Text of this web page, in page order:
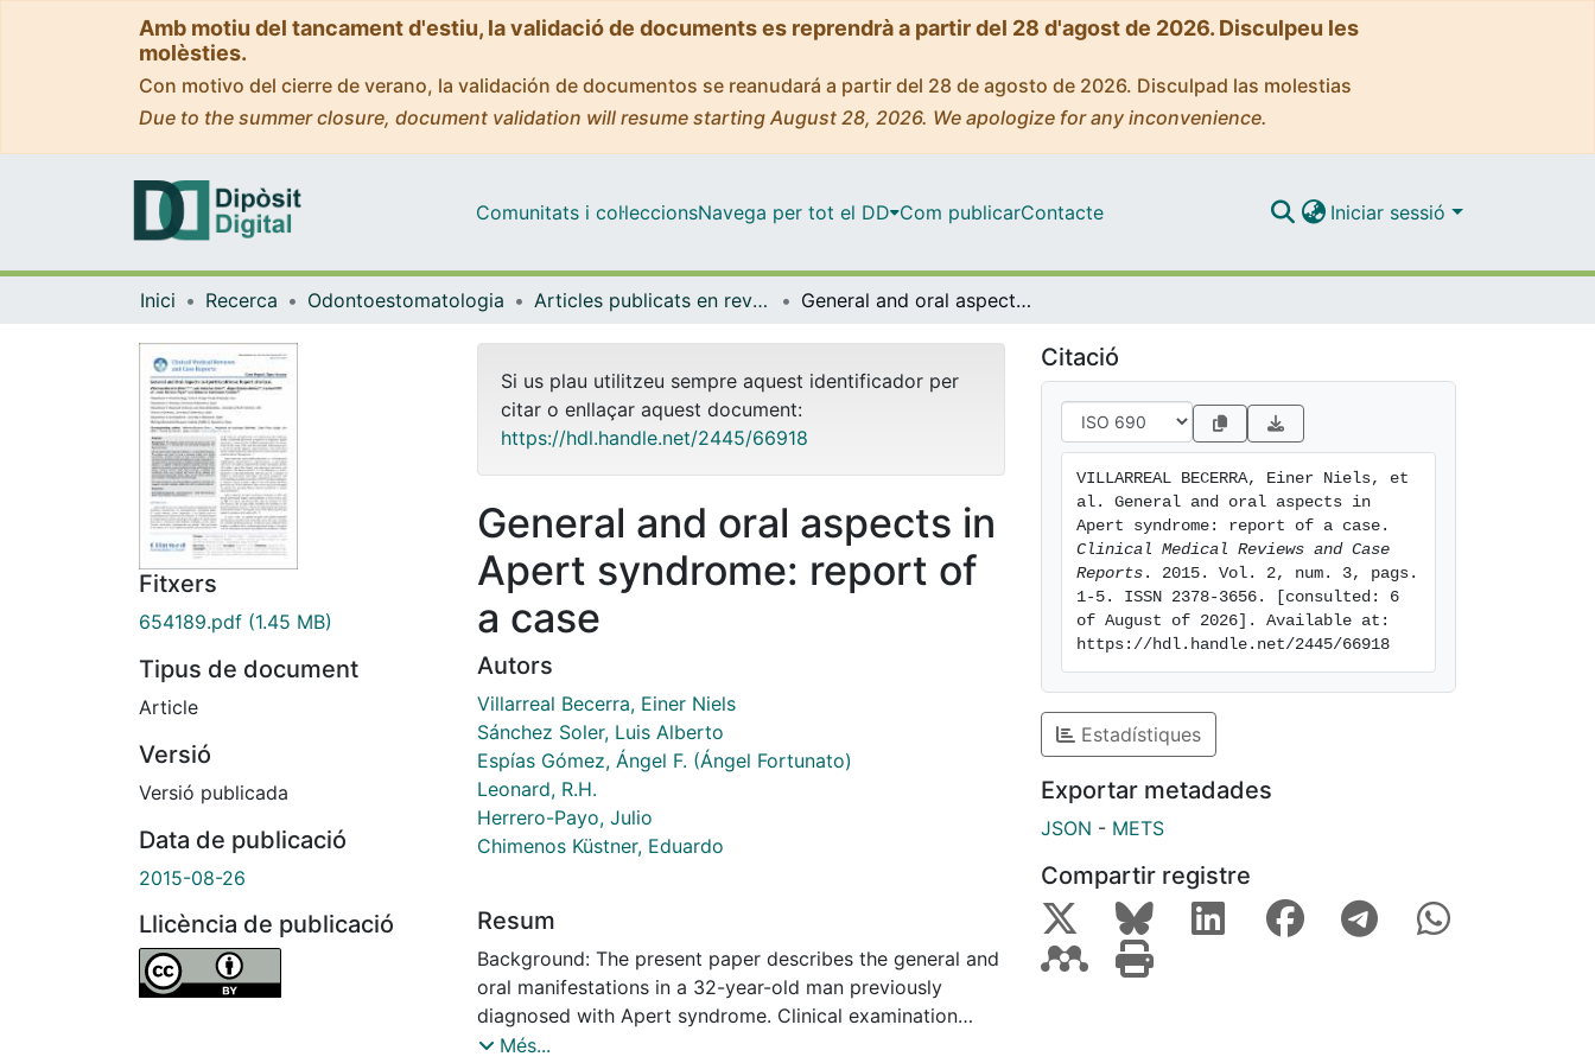
Amb motiu del tancament d'estiu, la validació de documents es reprendrà a partir del 28 d'agost de 2026. Disculpeu les
molèsties.
Con motivo del cierre de verano, la validación de documentos se reanudará a partir del 28 de agosto de 2026. Disculpad las molestias
Due to the summer closure, document validation will resume starting August 28, 2026. We apologize for any inconvenience.
Comunitats i col·leccionsNavega per tot el DD Com publicarContacte Iniciar sessió
Inici Recerca Odontoestomatologia Articles publicats en revistes (Odontoestomatologia) General and oral aspects in Apert syndrome: report of a case
Fitxers
654189.pdf (1.45 MB)
Tipus de document
Article
Versió
Versió publicada
Data de publicació
2015-08-26
Llicència de publicació
Si us plau utilitzeu sempre aquest identificador per
citar o enllaçar aquest document:
https://hdl.handle.net/2445/66918
General and oral aspects in
Apert syndrome: report of
a case
Autors
Villarreal Becerra, Einer Niels
Sánchez Soler, Luis Alberto
Espías Gómez, Ángel F. (Ángel Fortunato)
Leonard, R.H.
Herrero-Payo, Julio
Chimenos Küstner, Eduardo
Resum
Background: The present paper describes the general and
oral manifestations in a 32-year-old man previously
diagnosed with Apert syndrome. Clinical examination
revealed features of acrocephalosyndactyly. The patient
Més...
Citació
VILLARREAL BECERRA, Einer Niels, et
al. General and oral aspects in
Clinical Medical Reviews and Case
Reports . 2015. Vol. 2, num. 3, pags.
1-5. ISSN 2378-3656. [consulted: 6
of August of 2026]. Available at:
https://hdl.handle.net/2445/66918
Estadístiques
Exportar metadades
JSON - METS
Compartir registre